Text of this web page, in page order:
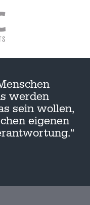
werden
sein wollen,
eigenen